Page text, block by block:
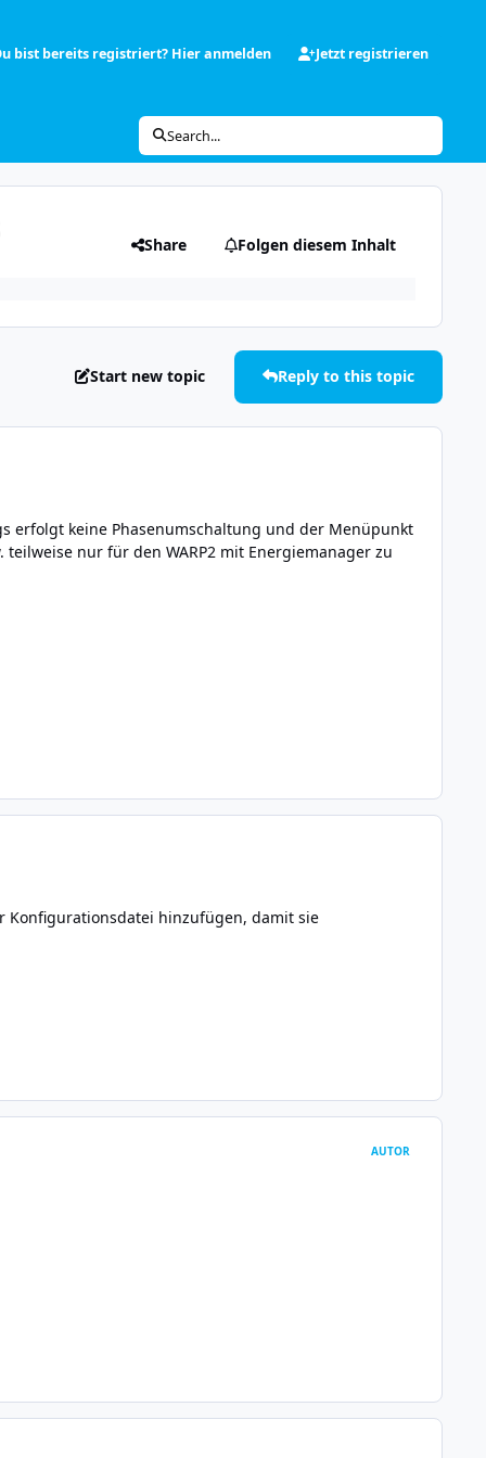
bist bereits registriert? Hier anmelden Jetzt registrieren
Search...
Share Folgen diesem Inhalt
Start new topic Reply to this topic
erfolgt keine Phasenumschaltung und der Menüpunkt
nur für den WARP2 mit Energiemanager zu
Konfigurationsdatei hinzufügen, damit sie
AUTOR